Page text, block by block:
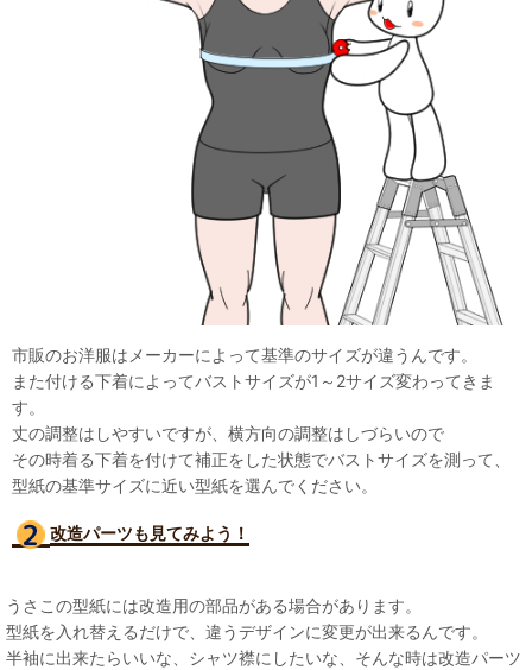
市販のお洋服はメーカーによって基準のサイズが違うんです。
また付ける下着によってバストサイズが1～2サイズ変わってきま
す。
丈の調整はしやすいですが、横方向の調整はしづらいので
その時着る下着を付けて補正をした状態でバストサイズを測って、
型紙の基準サイズに近い型紙を選んでください。
改造パーツも見てみよう！
うさこの型紙には改造用の部品がある場合があります。
型紙を入れ替えるだけで、違うデザインに変更が出来るんです。
半袖に出来たらいいな、シャツ襟にしたいな、そんな時は改造パーツ